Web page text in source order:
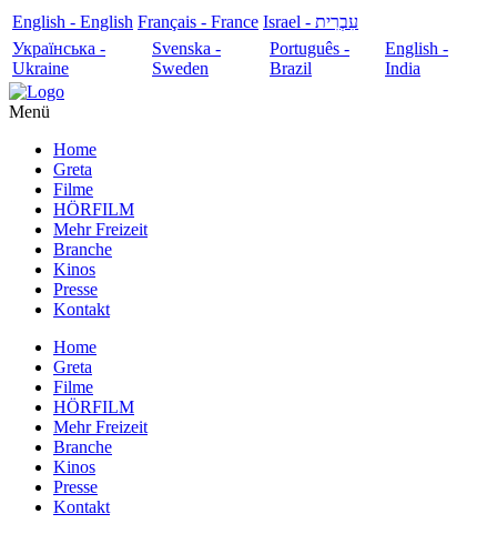
English - English Français - France
עִבְרִית - Israel
Українська -
Ukraine
Svenska -
Sweden
Português -
Brazil
English -
India
Menü
Home
Greta
Filme
HÖRFILM
Mehr Freizeit
Branche
Kinos
Presse
Kontakt
Home
Greta
Filme
HÖRFILM
Mehr Freizeit
Branche
Kinos
Presse
Kontakt